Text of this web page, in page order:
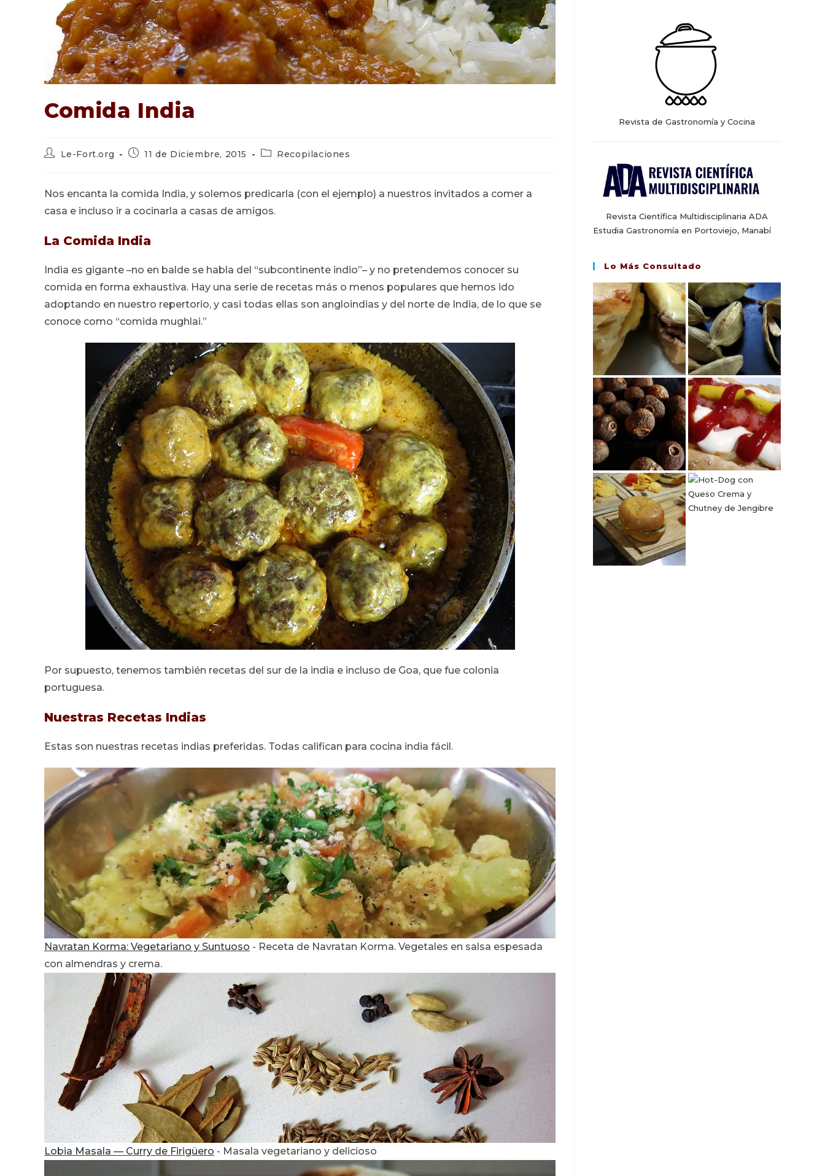
Comida India
Autor
entrada:
Le-Fort.org
Publicación
entrada:
11 de Diciembre, 2015
Categoría
entrada:
Recopilaciones
Nos encanta la comida India, y solemos predicarla (con el ejemplo) a nuestros invitados a comer a
casa e incluso ir a cocinarla a casas de amigos.
La Comida India
India es gigante –no en balde se habla del “subcontinente indio”– y no pretendemos conocer su
comida en forma exhaustiva. Hay una serie de recetas más o menos populares que hemos ido
adoptando en nuestro repertorio, y casi todas ellas son angloindias y del norte de India, de lo que se
conoce como “comida mughlai.”
Por supuesto, tenemos también recetas del sur de la india e incluso de Goa, que fue colonia
portuguesa.
Nuestras Recetas Indias
Estas son nuestras recetas indias preferidas. Todas califican para cocina india fácil.
Navratan Korma: Vegetariano y Suntuoso - Receta de Navratan Korma. Vegetales en salsa espesada
con almendras y crema.
Lobia Masala — Curry de Firigüero - Masala vegetariano y delicioso
Revista de Gastronomía y Cocina
Revista Científica Multidisciplinaria ADA
Estudia Gastronomía en Portoviejo, Manabí
Lo Más Consultado